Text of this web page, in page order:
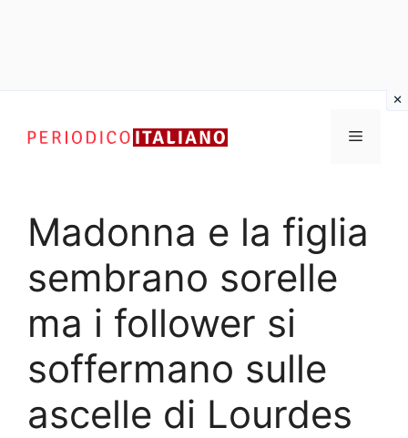
contenuto
Menu
Madonna e la figlia
sembrano sorelle
ma i follower si
soffermano sulle
ascelle di Lourdes